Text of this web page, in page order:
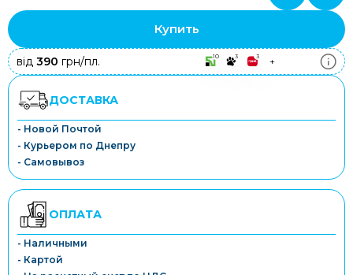
Купить
від 390 грн/пл. 10 3 3 +
ДОСТАВКА
- Новой Почтой
- Курьером по Днепру
- Самовывоз
ОПЛАТА
- Наличными
- Картой